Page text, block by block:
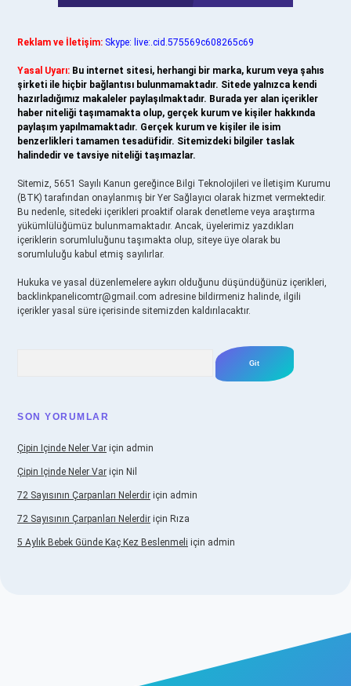
Reklam ve İletişim: Skype: live:.cid.575569c608265c69
Yasal Uyarı: Bu internet sitesi, herhangi bir marka, kurum veya şahıs
şirketi ile hiçbir bağlantısı bulunmamaktadır. Sitede yalnızca kendi
hazırladığımız makaleler paylaşılmaktadır. Burada yer alan içerikler
haber niteliği taşımamakta olup, gerçek kurum ve kişiler hakkında
paylaşım yapılmamaktadır. Gerçek kurum ve kişiler ile isim
benzerlikleri tamamen tesadüfidir. Sitemizdeki bilgiler taslak
halindedir ve tavsiye niteliği taşımazlar.
Sitemiz, 5651 Sayılı Kanun gereğince Bilgi Teknolojileri ve İletişim Kurumu
(BTK) tarafından onaylanmış bir Yer Sağlayıcı olarak hizmet vermektedir.
Bu nedenle, sitedeki içerikleri proaktif olarak denetleme veya araştırma
yükümlülüğümüz bulunmamaktadır. Ancak, üyelerimiz yazdıkları
içeriklerin sorumluluğunu taşımakta olup, siteye üye olarak bu
sorumluluğu kabul etmiş sayılırlar.
Hukuka ve yasal düzenlemelere aykırı olduğunu düşündüğünüz içerikleri,
backlinkpanelicomtr@gmail.com adresine bildirmeniz halinde, ilgili
içerikler yasal süre içerisinde sitemizden kaldırılacaktır.
SON YORUMLAR
Çipin Içinde Neler Var için admin
Çipin Içinde Neler Var için Nil
72 Sayısının Çarpanları Nelerdir için admin
72 Sayısının Çarpanları Nelerdir için Rıza
5 Aylık Bebek Günde Kaç Kez Beslenmeli için admin